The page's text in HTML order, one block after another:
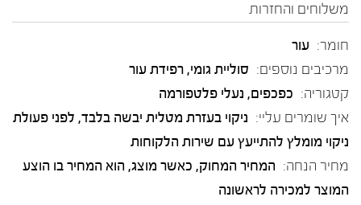
משלוחים והחזרות
חומר: עור
מרכיבים נוספים: סוליית גומי, רפידת עור
קטגוריה: כפכפים, נעלי פלטפורמה
איך שומרים עליי: ניקוי בעזרת מטלית יבשה בלבד, לפני פעולת
ניקוי מומלץ להתייעץ עם שירות הלקוחות
מחיר הנחה: המחיר המחוק, כאשר מוצג, הוא המחיר בו הוצע
המוצר למכירה לראשונה